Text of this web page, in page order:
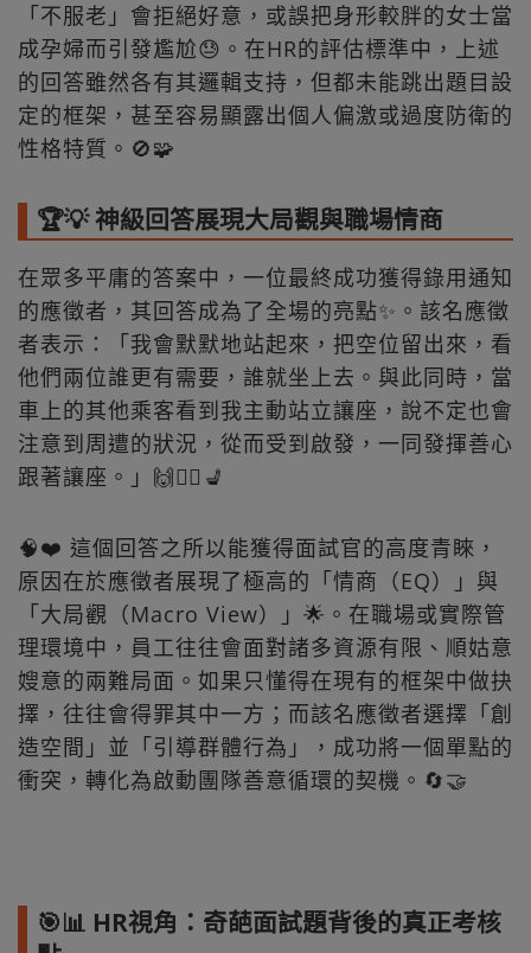
「不服老」會拒絕好意，或誤把身形較胖的女士當
成孕婦而引發尷尬😓。在HR的評估標準中，上述
的回答雖然各有其邏輯支持，但都未能跳出題目設
定的框架，甚至容易顯露出個人偏激或過度防衛的
性格特質。🚫🧩
🏆💡 神級回答展現大局觀與職場情商
在眾多平庸的答案中，一位最終成功獲得錄用通知
的應徵者，其回答成為了全場的亮點✨。該名應徵
者表示：「我會默默地站起來，把空位留出來，看
他們兩位誰更有需要，誰就坐上去。與此同時，當
車上的其他乘客看到我主動站立讓座，說不定也會
注意到周遭的狀況，從而受到啟發，一同發揮善心
跟著讓座。」🙌🚶‍♂️💺
🧠❤️ 這個回答之所以能獲得面試官的高度青睞，
原因在於應徵者展現了極高的「情商（EQ）」與
「大局觀（Macro View）」🌟。在職場或實際管
理環境中，員工往往會面對諸多資源有限、順姑意
嫂意的兩難局面。如果只懂得在現有的框架中做抉
擇，往往會得罪其中一方；而該名應徵者選擇「創
造空間」並「引導群體行為」，成功將一個單點的
衝突，轉化為啟動團隊善意循環的契機。🔄🤝
🎯📊 HR視角：奇葩面試題背後的真正考核